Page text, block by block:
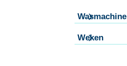
Wasmachine
Weken